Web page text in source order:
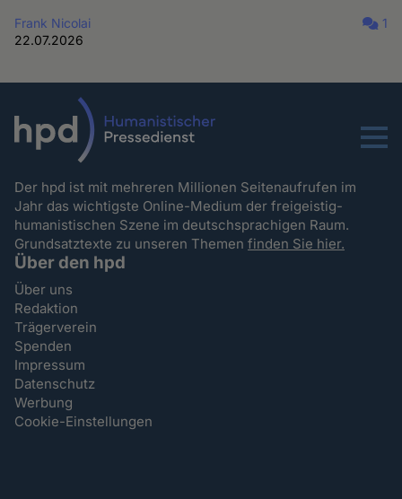
Frank Nicolai
22.07.2026
1
Menu
Der hpd ist mit mehreren Millionen Seitenaufrufen im
Jahr das wichtigste Online-Medium der freigeistig-
humanistischen Szene im deutschsprachigen Raum.
Grundsatztexte zu unseren Themenfinden Sie hier.
Über den hpd
Über uns
Redaktion
Trägerverein
Spenden
Impressum
Datenschutz
Werbung
Cookie-Einstellungen